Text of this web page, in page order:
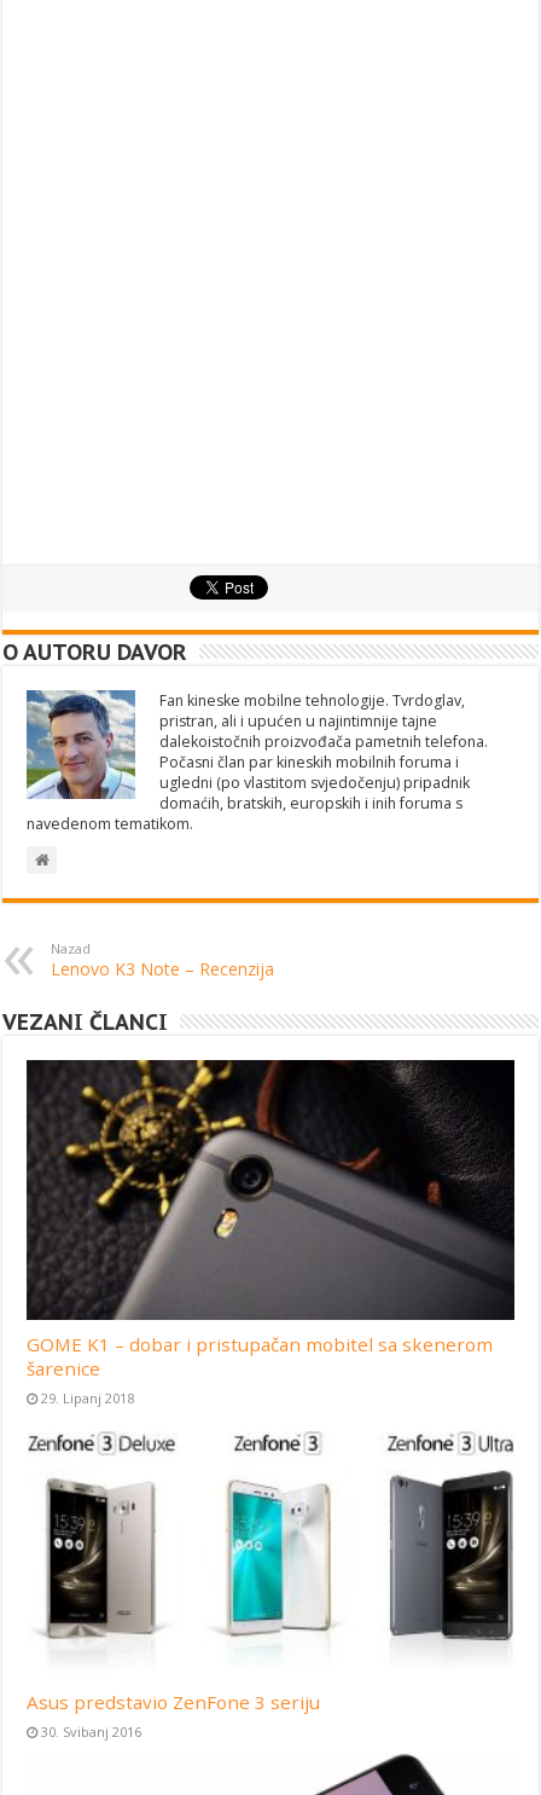
O AUTORU DAVOR
Fan kineske mobilne tehnologije. Tvrdoglav,
pristran, ali i upućen u najintimnije tajne
dalekoistočnih proizvođača pametnih telefona.
Počasni član par kineskih mobilnih foruma i
ugledni (po vlastitom svjedočenju) pripadnik
domaćih, bratskih, europskih i inih foruma s
navedenom tematikom.
Nazad
Lenovo K3 Note – Recenzija
VEZANI ČLANCI
GOME K1 – dobar i pristupačan mobitel sa skenerom
šarenice
29. Lipanj 2018
Asus predstavio ZenFone 3 seriju
30. Svibanj 2016